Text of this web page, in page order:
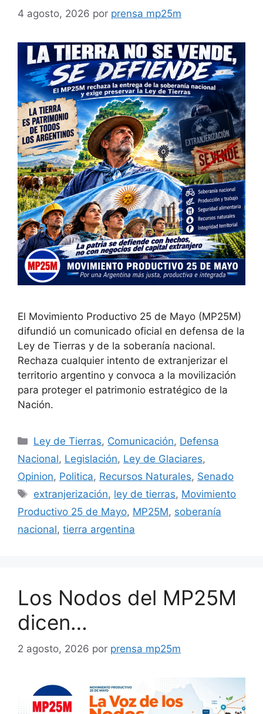
4 agosto, 2026 por prensa mp25m
El Movimiento Productivo 25 de Mayo (MP25M)
difundió un comunicado oficial en defensa de la
Ley de Tierras y de la soberanía nacional.
Rechaza cualquier intento de extranjerizar el
territorio argentino y convoca a la movilización
para proteger el patrimonio estratégico de la
Nación.
Ley de Tierras, Comunicación, Defensa
Nacional, Legislación, Ley de Glaciares,
Opinion, Politica, Recursos Naturales, Senado
extranjerización, ley de tierras, Movimiento
Productivo 25 de Mayo, MP25M, soberanía
nacional, tierra argentina
Los Nodos del MP25M
dicen…
2 agosto, 2026 por prensa mp25m